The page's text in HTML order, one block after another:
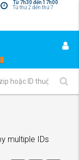
Từ 7h30 đến 17h00
Từ thứ 2 đến thứ 7
multiple IDs